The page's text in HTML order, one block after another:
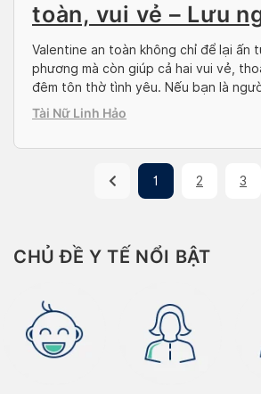
toàn, vui vẻ – Lưu
nhé!
Valentine an toàn không chỉ để lại ấn
phương mà còn giúp cả hai vui vẻ,
đêm tôn thờ tình yêu. Nếu bạn là
tỏ tình cảm và mong muốn có một
Tài Nữ Linh Hảo
1 2 3
CHỦ ĐỀ Y TẾ NỔI BẬT